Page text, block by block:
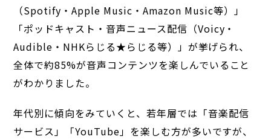
（Spotify・Apple Music・Amazon Music等）」
「ポッドキャスト・音声ニュース配信（Voicy・
Audible・NHKらじる★らじる等）」が挙げられ、
全体で約85%が音声コンテンツを楽しんでいること
がわかりました。
年代別に傾向をみていくと、若年層では「音楽配信
サービス」「YouTube」を楽しむ方が多いですが、